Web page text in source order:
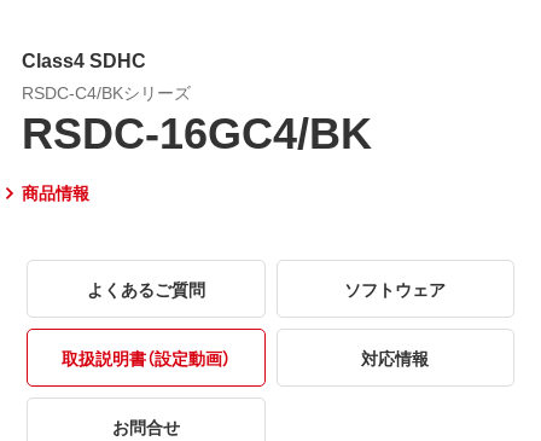
Class4 SDHC
RSDC-C4/BKシリーズ
RSDC-16GC4/BK
商品情報
よくあるご質問 ソフトウェア
取扱説明書（設定動画） 対応情報
お問合せ